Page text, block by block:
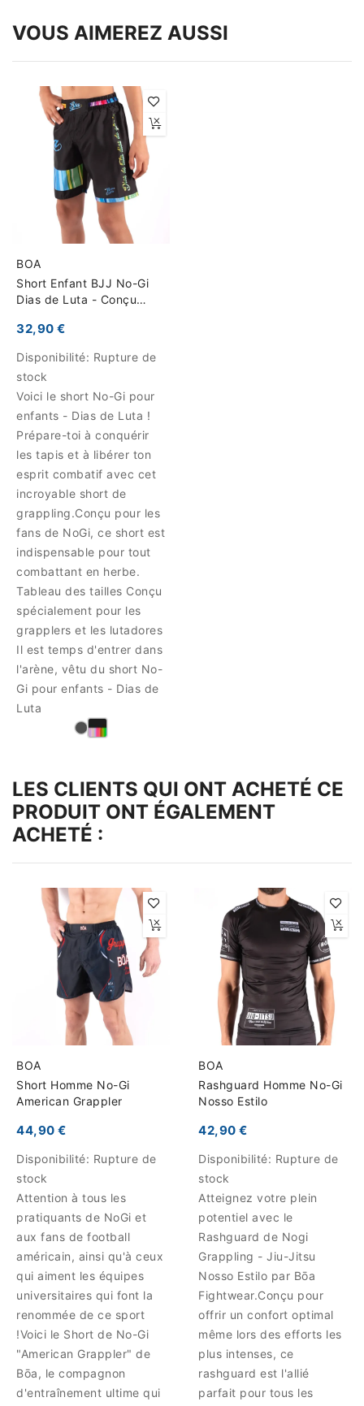
VOUS AIMEREZ AUSSI
BOA
Short Enfant BJJ No-Gi
Dias de Luta - Conçu
Intenses
32,90 €
Disponibilité: Rupture de
stock
Voici le short No-Gi pour
enfants - Dias de Luta !
Prépare-toi à conquérir
les tapis et à libérer ton
esprit combatif avec cet
incroyable short de
grappling.Conçu pour les
fans de NoGi, ce short est
indispensable pour tout
combattant en herbe.
Tableau des tailles Conçu
spécialement pour les
grapplers et les lutadores
Il est temps d'entrer dans
l'arène, vêtu du short No-
Gi pour enfants - Dias de
Luta
LES CLIENTS QUI ONT ACHETÉ CE
PRODUIT ONT ÉGALEMENT
ACHETÉ :
BOA
Short Homme No-Gi
American Grappler
44,90 €
Disponibilité: Rupture de
stock
Attention à tous les
pratiquants de NoGi et
aux fans de football
américain, ainsi qu'à ceux
qui aiment les équipes
universitaires qui font la
renommée de ce sport
!Voici le Short de No-Gi
"American Grappler" de
Bōa, le compagnon
d'entraînement ultime qui
BOA
Rashguard Homme No-Gi
Nosso Estilo
42,90 €
Disponibilité: Rupture de
stock
Atteignez votre plein
potentiel avec le
Rashguard de Nogi
Grappling - Jiu-Jitsu
Nosso Estilo par Bōa
Fightwear.Conçu pour
offrir un confort optimal
même lors des efforts les
plus intenses, ce
rashguard est l'allié
parfait pour tous les